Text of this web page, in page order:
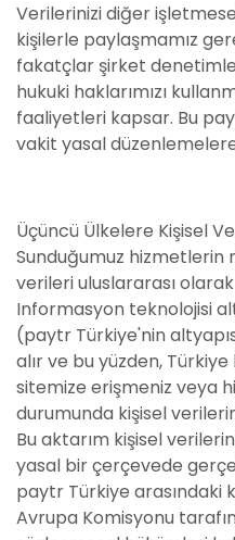
Verilerinizi diğer
kişilerle paylaşmamız
fakatçlar şirket
hukuki haklarımızı
faaliyetleri kapsar. Bu
vakit yasal
Üçüncü Ülkelere Kişisel
Sunduğumuz hizmetlerin
verileri uluslararası
Informasyon teknolojisi
(paytr Türkiye'nin
alır ve bu yüzden,
sitemize erişmeniz veya
durumunda kişisel
Bu aktarım kişisel
yasal bir çerçevede
paytr Türkiye arasındaki
Avrupa Komisyonu